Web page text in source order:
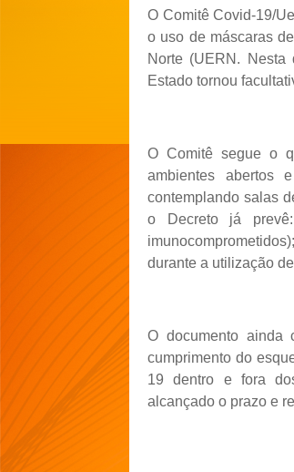
O Comitê Covid-19/
o uso de máscaras
Norte (UERN. Nesta
Estado tornou
O Comitê segue o
ambientes abertos
contemplando salas
o Decreto já
durante a utilização
O documento ainda
cumprimento do
19 dentro e fora
alcançado o prazo e